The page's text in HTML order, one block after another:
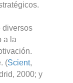
diversos
a la
(Scient,
2000; y